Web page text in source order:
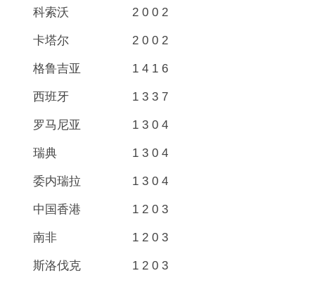
科索沃 2 0 0 2
卡塔尔 2 0 0 2
格鲁吉亚 1 4 1 6
西班牙 1 3 3 7
罗马尼亚 1 3 0 4
瑞典 1 3 0 4
委内瑞拉 1 3 0 4
中国香港 1 2 0 3
南非 1 2 0 3
斯洛伐克 1 2 0 3